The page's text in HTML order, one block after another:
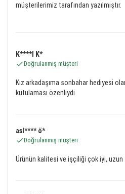
müşterilerimiz tarafından yazılmıştır.
K****l K*
Doğrulanmış müşteri
Kız arkadaşıma sonbahar hediyesi
kutulaması özenliydi
asl**** ö*
Doğrulanmış müşteri
Ürünün kalitesi ve işçiliği çok iyi, uzun